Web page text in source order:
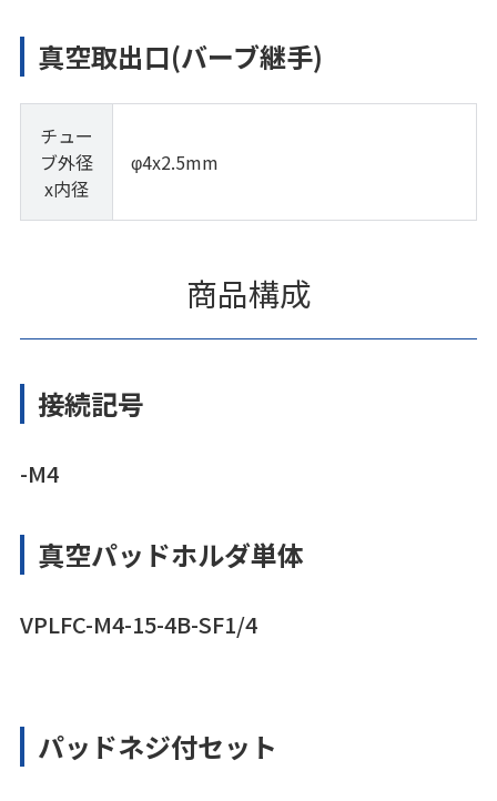
真空取出口(バーブ継手)
チュー
ブ外径
x内径
φ4x2.5mm
商品構成
接続記号
-M4
真空パッドホルダ単体
VPLFC-M4-15-4B-SF1/4
パッドネジ付セット